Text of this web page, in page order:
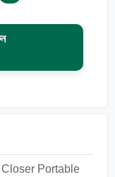
Portable